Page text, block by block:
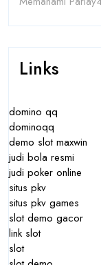
Links
domino qq
dominoqq
demo slot maxwin
judi bola resmi
judi poker online
situs pkv
situs pkv games
slot demo gacor
link slot
slot